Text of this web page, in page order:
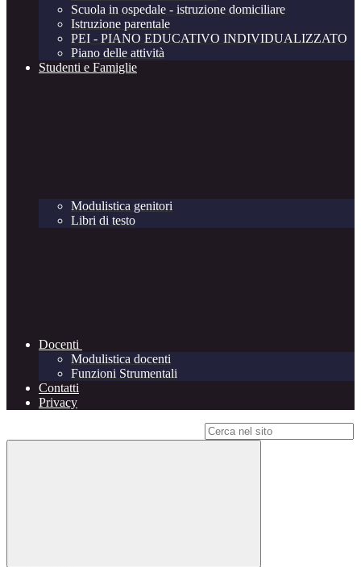
Scuola in ospedale - istruzione domiciliare
Istruzione parentale
PEI - PIANO EDUCATIVO INDIVIDUALIZZATO
Piano delle attività
Studenti e Famiglie
Modulistica genitori
Libri di testo
Docenti
Modulistica docenti
Funzioni Strumentali
Contatti
Privacy